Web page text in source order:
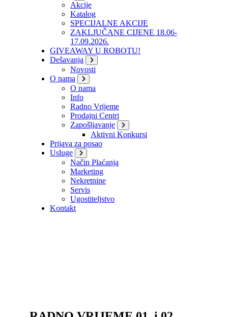
Akcije
Katalog
SPECIJALNE AKCIJE
ZAKLJUČANE CIJENE 18.06-
17.09.2026.
GIVEAWAY U ROBOTU!
Dešavanja
Novosti
O nama
O nama
Info
Radno Vrijeme
Prodajni Centri
Zapošljavanje
Aktivni Konkursi
Prijava za posao
Usluge
Način Plaćanja
Marketing
Nekretnine
Servis
Ugostiteljstvo
Kontakt